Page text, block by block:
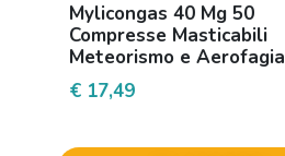
Mylicongas 40 Mg 50
Compresse Masticabili
Meteorismo e Aerofagia
€ 17,49